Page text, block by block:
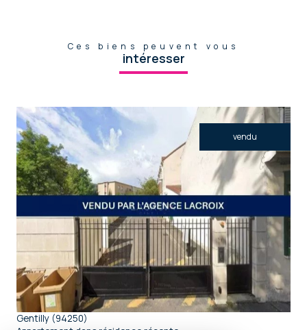
Ces biens peuvent vous
intéresser
vendu
voir le bien
Gentilly (94250)